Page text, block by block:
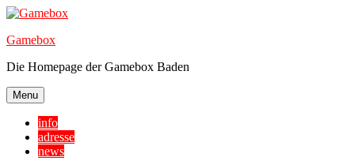
Skip
content
Gamebox
Die Homepage der Gamebox Baden
Menu
info
adresse
news